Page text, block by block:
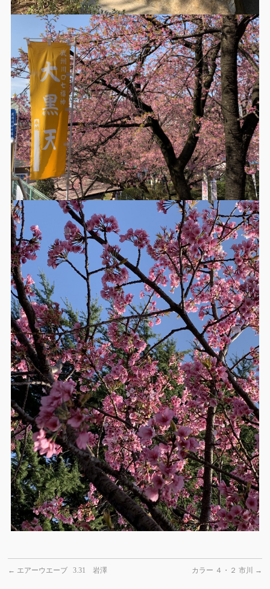
← エアーウエーブ 3.31 岩澤 カラー ４・２ 市川 →